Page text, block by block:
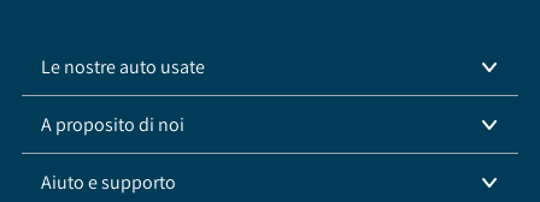
Le nostre auto usate
A proposito di noi
Aiuto e supporto